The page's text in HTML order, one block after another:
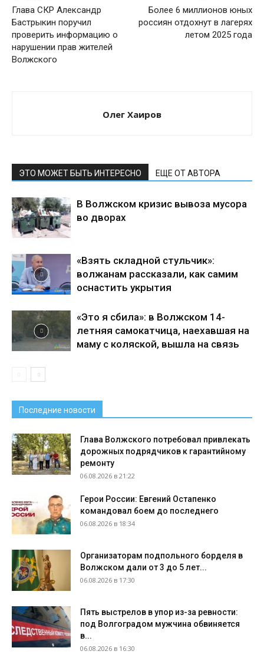
Глава СКР Александр
Бастрыкин поручил
проверить информацию о
нарушении прав жителей
Волжского
Более 6 миллионов юных
россиян отдохнут в лагерях
летом 2025 года
Олег Хаиров
ЭТО МОЖЕТ БЫТЬ ИНТЕРЕСНО ЕЩЕ ОТ АВТОРА
В Волжском кризис вывоза мусора
во дворах
«Взять складной стульчик»:
волжанам рассказали, как самим
оснастить укрытия
«Это я сбила»: в Волжском 14-
летняя самокатчица, наехавшая на
маму с коляской, вышла на связь
Последние новости
Глава Волжского потребовал привлекать
дорожных подрядчиков к гарантийному
ремонту
06.08.2026 в 21:22
Герои России: Евгений Остапенко
командовал боем до последнего
06.08.2026 в 18:34
Организаторам подпольного борделя в
Волжском дали от 3 до 5 лет...
06.08.2026 в 17:30
Пять выстрелов в упор из-за ревности:
под Волгоградом мужчина обвиняется
в...
06.08.2026 в 16:30